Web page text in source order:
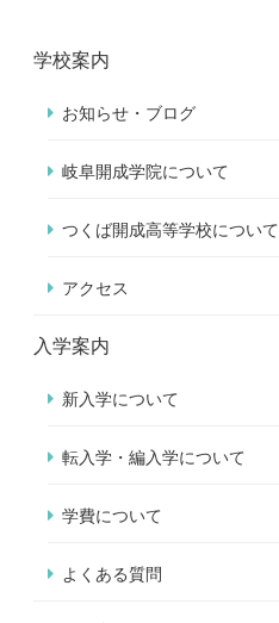
学校案内
お知らせ・ブログ
岐阜開成学院について
つくば開成高等学校について
アクセス
入学案内
新入学について
転入学・編入学について
学費について
よくある質問